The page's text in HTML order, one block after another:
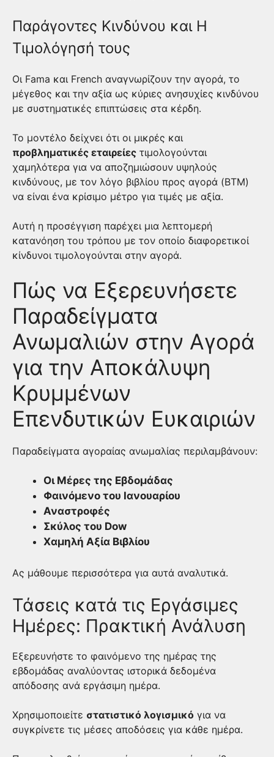
Παράγοντες Κινδύνου και Η
Τιμολόγησή τους
Οι Fama και French αναγνωρίζουν την αγορά, το
μέγεθος και την αξία ως κύριες ανησυχίες κινδύνου
με συστηματικές επιπτώσεις στα κέρδη.
Το μοντέλο δείχνει ότι οι μικρές και
προβληματικές εταιρείες τιμολογούνται
χαμηλότερα για να αποζημιώσουν υψηλούς
κινδύνους, με τον λόγο βιβλίου προς αγορά (BTM)
να είναι ένα κρίσιμο μέτρο για τιμές με αξία.
Αυτή η προσέγγιση παρέχει μια λεπτομερή
κατανόηση του τρόπου με τον οποίο διαφορετικοί
κίνδυνοι τιμολογούνται στην αγορά.
Πώς να Εξερευνήσετε
Παραδείγματα
Ανωμαλιών στην Αγορά
για την Αποκάλυψη
Κρυμμένων
Επενδυτικών Ευκαιριών
Παραδείγματα αγοραίας ανωμαλίας περιλαμβάνουν:
Οι Μέρες της Εβδομάδας
Φαινόμενο του Ιανουαρίου
Αναστροφές
Σκύλος του Dow
Χαμηλή Αξία Βιβλίου
Ας μάθουμε περισσότερα για αυτά αναλυτικά.
Τάσεις κατά τις Εργάσιμες
Ημέρες: Πρακτική Ανάλυση
Εξερευνήστε το φαινόμενο της ημέρας της
εβδομάδας αναλύοντας ιστορικά δεδομένα
απόδοσης ανά εργάσιμη ημέρα.
Χρησιμοποιείτε στατιστικό λογισμικό για να
συγκρίνετε τις μέσες αποδόσεις για κάθε ημέρα.